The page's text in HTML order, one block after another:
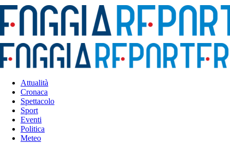
Attualità
Cronaca
Spettacolo
Sport
Eventi
Politica
Meteo